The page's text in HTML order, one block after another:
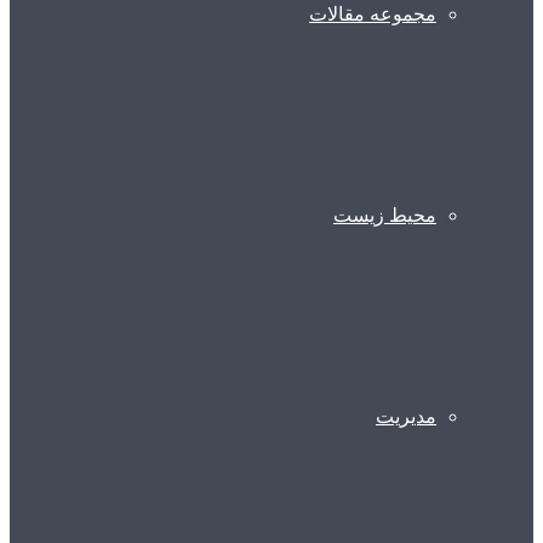
مجموعه مقالات
محیط زیست
مدیریت